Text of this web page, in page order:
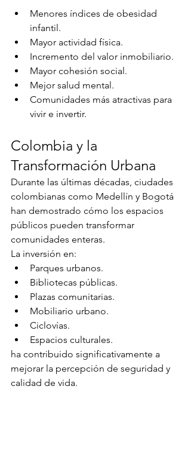
Menores índices de obesidad
infantil.
Mayor actividad física.
Incremento del valor inmobiliario.
Mayor cohesión social.
Mejor salud mental.
Comunidades más atractivas para
vivir e invertir.
Colombia y la
Transformación Urbana
Durante las últimas décadas, ciudades
colombianas como Medellín y Bogotá
han demostrado cómo los espacios
públicos pueden transformar
comunidades enteras.
La inversión en:
Parques urbanos.
Bibliotecas públicas.
Plazas comunitarias.
Mobiliario urbano.
Ciclovías.
Espacios culturales.
ha contribuido significativamente a
mejorar la percepción de seguridad y
calidad de vida.